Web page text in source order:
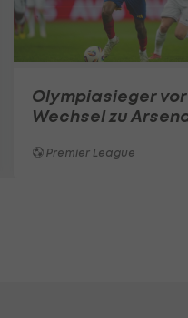
Olympiasieger vor
Wechsel zu
Premier League